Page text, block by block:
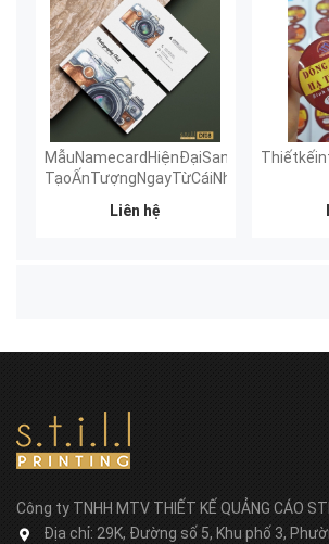
MẫuNamecardHiệnĐạiSangTrọng–
TạoẤnTượngNgayTừCáiNhìnĐầuTiên
Liên hệ
Công ty TNHH MTV THIẾT KẾ QUẢNG CÁO
Địa chỉ: 29K, Đường số 5, Khu phố 3,